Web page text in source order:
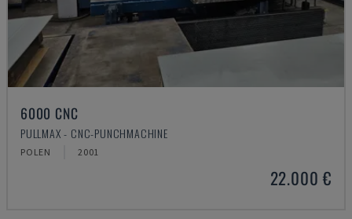
6000 CNC
PULLMAX - CNC-PUNCHMACHINE
POLEN 2001
22.000 €